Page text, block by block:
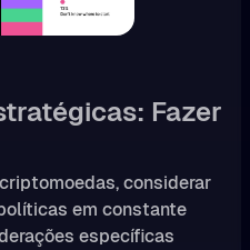
Fazer
considerar
em constante
específicas